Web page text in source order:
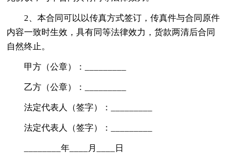
2、本合同可以以传真方式签订，传真件与合同原件
内容一致时生效，具有同等法律效力，货款两清后合同
自然终止。
甲方（公章）：_________
乙方（公章）：_________
法定代表人（签字）：_________
法定代表人（签字）：_________
________年____月____日